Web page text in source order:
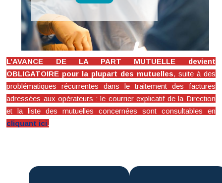
L’AVANCE DE LA PART MUTUELLE devient
OBLIGATOIRE pour la plupart des mutuelles, suite à des
problématiques récurrentes dans le traitement des factures
adressées aux opérateurs : le courrier explicatif de la Direction
et la liste des mutuelles concernées sont consultables en
cliquant ici.